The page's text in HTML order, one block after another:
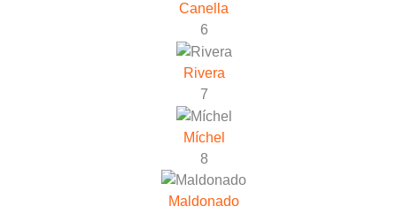
Canella
6
Rivera
7
Míchel
8
Maldonado